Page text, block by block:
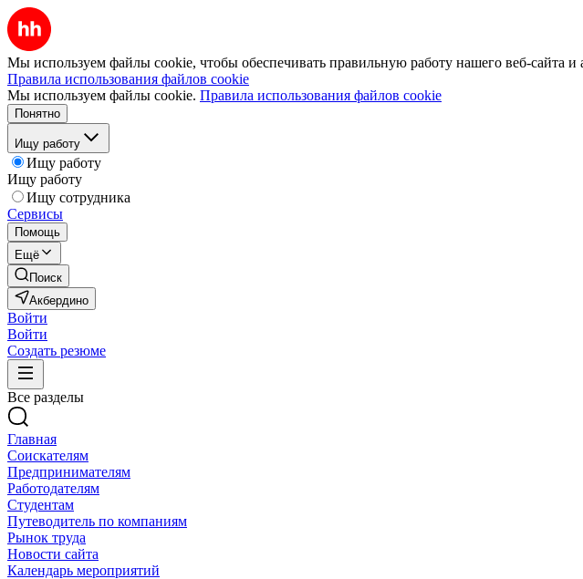
Мы используем файлы cookie, чтобы обеспечивать правильную работу нашего веб-сайта и
Правила использования файлов cookie
Мы используем файлы cookie. Правила использования файлов cookie
Понятно
Ищу работу
Ищу работу
Ищу работу
Ищу сотрудника
Сервисы
Помощь
Ещё
Поиск
Акбердино
Войти
Войти
Создать резюме
Все разделы
Главная
Соискателям
Предпринимателям
Работодателям
Студентам
Путеводитель по компаниям
Рынок труда
Новости сайта
Календарь мероприятий